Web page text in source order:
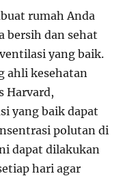
rumah Anda
bersih dan sehat
yang baik.
ahli kesehatan
Harvard,
yang baik dapat
polutan di
dapat dilakukan
hari agar